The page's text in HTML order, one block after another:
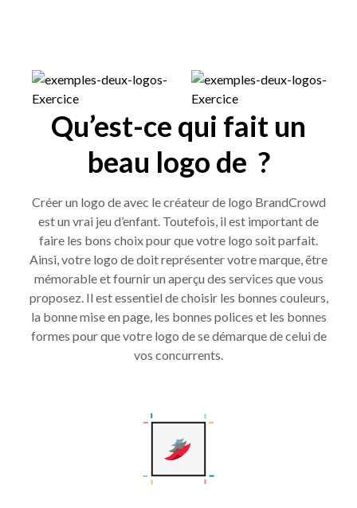
Qu’est-ce qui fait un
beau logo de ?
Créer un logo de avec le créateur de logo BrandCrowd
est un vrai jeu d’enfant. Toutefois, il est important de
faire les bons choix pour que votre logo soit parfait.
Ainsi, votre logo de doit représenter votre marque, être
mémorable et fournir un aperçu des services que vous
proposez. Il est essentiel de choisir les bonnes couleurs,
la bonne mise en page, les bonnes polices et les bonnes
formes pour que votre logo de se démarque de celui de
vos concurrents.